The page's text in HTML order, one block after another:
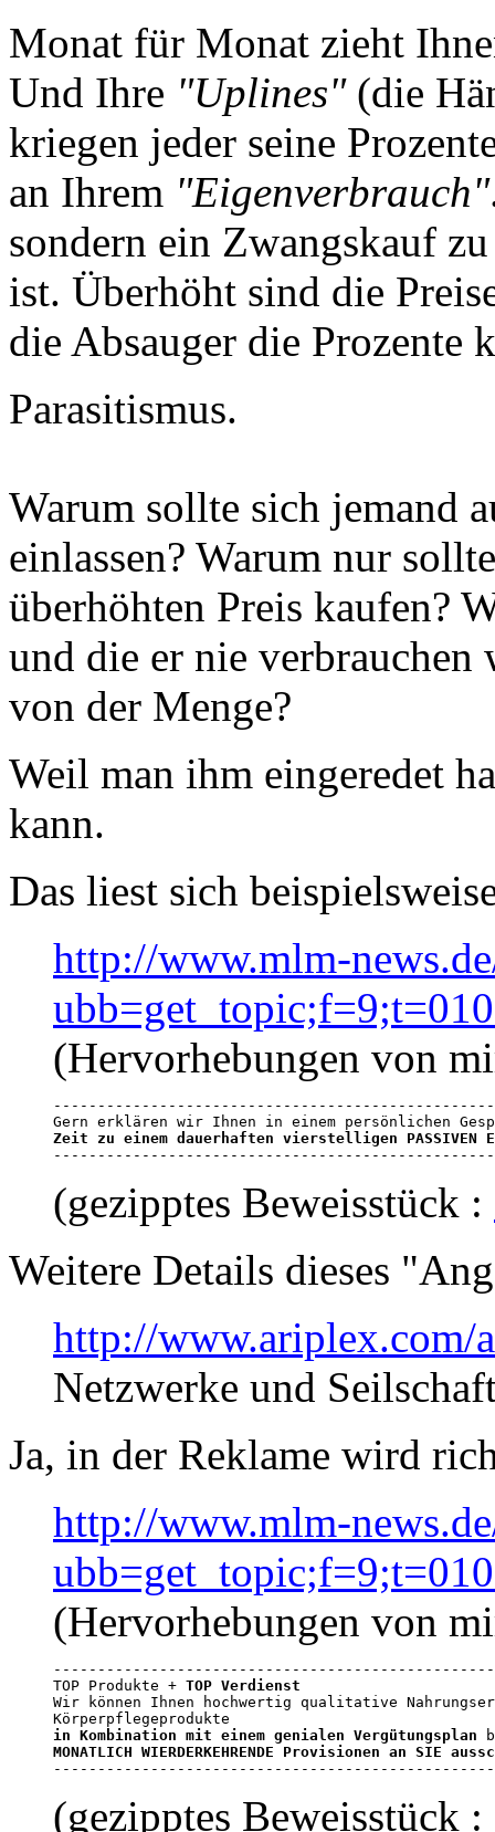
Monat für Monat zieht
Und Ihre "Uplines"(die
kriegen jeder seine
an Ihrem "Eigenverbrauch"
sondern ein Zwangskauf
ist. Überhöht sind die
die Absauger die Prozente
Parasitismus.
Warum sollte sich jemand
einlassen? Warum nur
überhöhten Preis kaufen?
und die er nie
von der Menge?
Weil man ihm eingeredet
kann.
Das liest sich
http://www.mlm-
(Hervorhebungen von
Gern erklären wir Ihnen in einem persönlichen
Zeit zu einem dauerhaften vierstelligen PASSIVEN
(gezipptes Beweisstück :
Weitere Details dieses
http://www.ariplex.com/
Netzwerke und
Ja, in der Reklame wird
http://www.mlm-
(Hervorhebungen von
TOP Produkte + TOP Verdienst
Wir können Ihnen hochwertig qualitative
in Kombination mit einem genialen Vergütungsplan
MONATLICH WIERDERKEHRENDE Provisionen an SIE
(gezipptes Beweisstück :